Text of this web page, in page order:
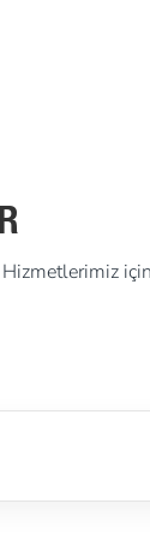
için